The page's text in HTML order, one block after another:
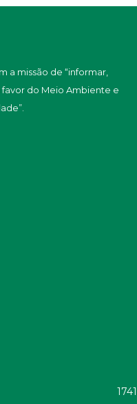
a missão de “informar,
do Meio Ambiente e
1741